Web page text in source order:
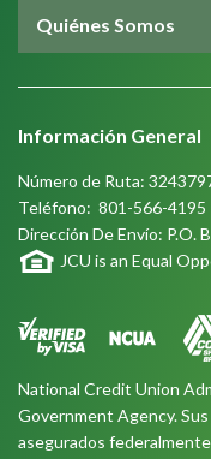
Quiénes Somos
Información General
Número de Ruta:
Teléfono: 801-566-4195
Dirección De Envío: P.O.
JCU is an Equal
National Credit Union
Government Agency.
asegurados